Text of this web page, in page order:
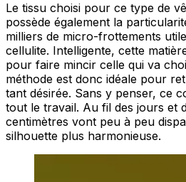
Le tissu choisi pour ce type de
possède également la
milliers de micro-frottements
cellulite. Intelligente, cette
pour faire mincir celle qui va
méthode est donc idéale pour
tant désirée. Sans y penser, ce
tout le travail. Au fil des jours et
centimètres vont peu à peu
silhouette plus harmonieuse.